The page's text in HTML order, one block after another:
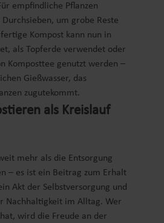
empfindliche Pflanzen
um grobe Reste
Kompost kann nun in
als Topferde verwendet oder
Komposttee genutzt werden –
Gießwasser, das
zugutekommt.
als Kreislauf
mehr als die Entsorgung
– es ist ein Beitrag zum Erhalt
Akt der Selbstversorgung und
Nachhaltigkeit im Alltag. Wer
wird die Freude an der